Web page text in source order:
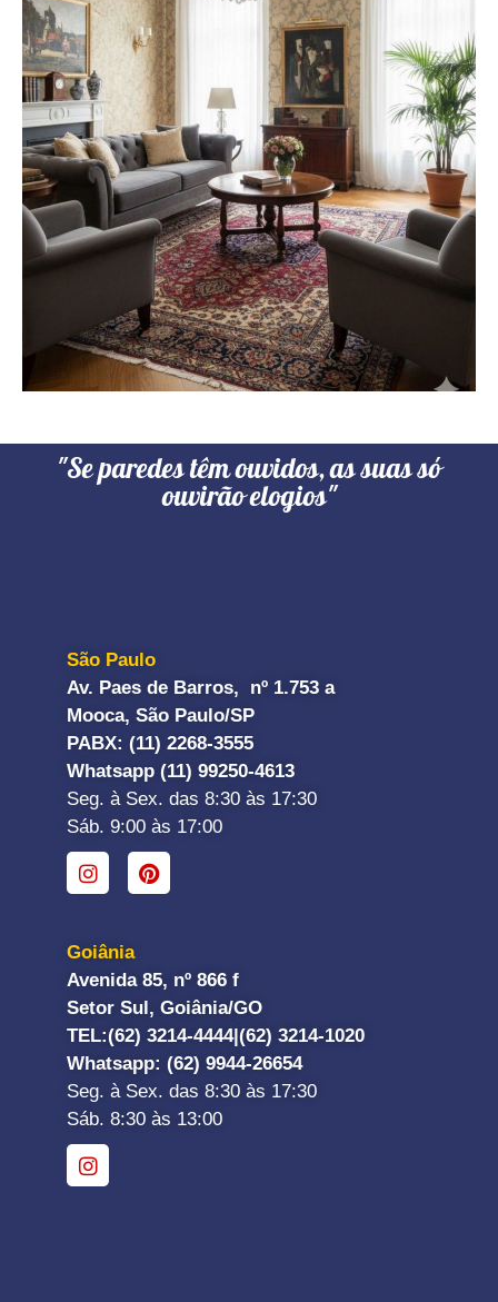
"Se paredes têm ouvidos, as suas só
ouvirão elogios"
São Paulo
Av. Paes de Barros, nº 1.753 a
Mooca, São Paulo/SP
PABX: (11) 2268-3555
Whatsapp (11) 99250-4613
Seg. à Sex. das 8:30 às 17:30
Sáb. 9:00 às 17:00
Goiânia
Avenida 85, nº 866 f
Setor Sul, Goiânia/GO
TEL:(62) 3214-4444|(62) 3214-1020
Whatsapp: (62) 9944-26654
Seg. à Sex. das 8:30 às 17:30
Sáb. 8:30 às 13:00